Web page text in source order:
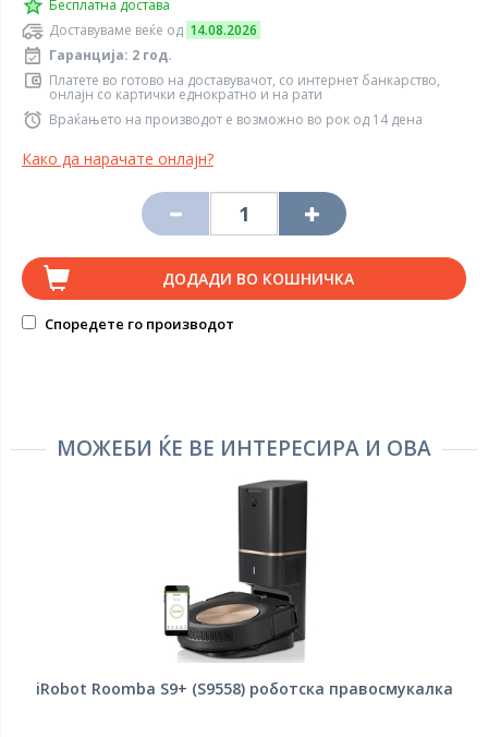
Бесплатна достава
Доставуваме веќе од 14.08.2026
Гаранција: 2 год.
Платете во готово на доставувачот, со интернет банкарство,
онлајн со картички еднократно и на рати
Враќањето на производот е возможно во рок од 14 дена
Како да нарачате онлајн?
ДОДАДИ ВО КОШНИЧКА
Споредете го производот
МОЖЕБИ ЌЕ ВЕ ИНТЕРЕСИРА И ОВА
iRobot Roomba S9+ (S9558) роботска правосмукалка